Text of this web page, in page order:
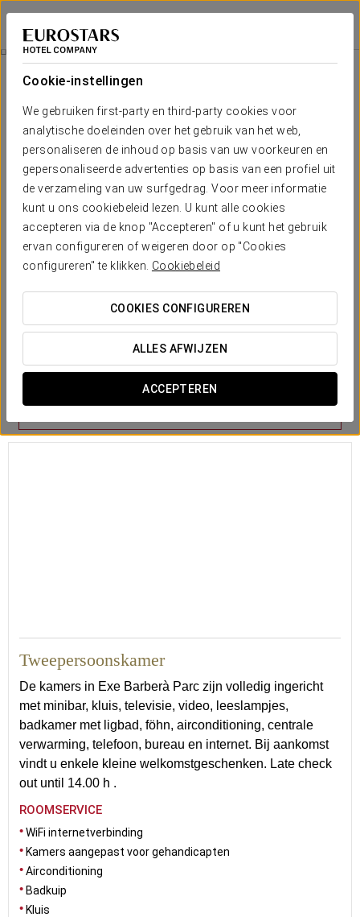
Cookie-instellingen
We gebruiken first-party en third-party cookies voor
analytische doeleinden over het gebruik van het web,
personaliseren de inhoud op basis van uw voorkeuren en
gepersonaliseerde advertenties op basis van een profiel uit
de verzameling van uw surfgedrag. Voor meer informatie
kunt u ons cookiebeleid lezen. U kunt alle cookies
accepteren via de knop "Accepteren" of u kunt het gebruik
ervan configureren of weigeren door op "Cookies
configureren" te klikken. Cookiebeleid
COOKIES CONFIGUREREN
ALLES AFWIJZEN
ACCEPTEREN
Exe Barberà Parc
BARCELONA - BARBERÀ DEL VALLÈS
Kamers
Het comfort en de rust die je nodig
hebt
Hotel Exe Barberà Parc (in Barberà del Vallès) beschikt over 120
heldere, moderne kamers. De kamers in Exe Barberà Parc zijn
allemaal aan de straatzijde gelegen en beschikken over gratis Wi-Fi,
telefoon, föhn, centrale verwarming en airconditioning. Bovendien
zijn enkele kamers ingericht voor minder validen.
VERMELDENSWAARDIGE VOORZIENINGEN
Aantal kamers
Tweepersoonskamer
De kamers in Exe Barberà Parc zijn volledig ingericht
met minibar, kluis, televisie, video, leeslampjes,
badkamer met ligbad, föhn, airconditioning, centrale
verwarming, telefoon, bureau en internet. Bij aankomst
vindt u enkele kleine welkomstgeschenken. Late check
out until 14.00 h .
ROOMSERVICE
WiFi internetverbinding
Kamers aangepast voor gehandicapten
Airconditioning
Badkuip
Kluis